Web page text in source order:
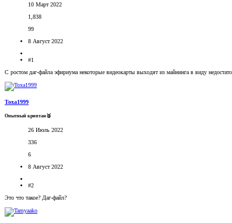
10 Март 2022
1,838
99
8 Август 2022
#1
С ростом даг-файла эфириума некоторые видеокарты выходят из майнинга в виду
Toxa1999
Опытный криптан🥈
26 Июль 2022
336
6
8 Август 2022
#2
Это что такое? Даг-файл?